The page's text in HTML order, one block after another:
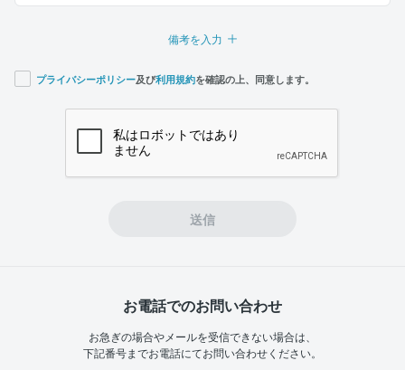
備考を入力
プライバシーポリシー及び利用規約を確認の上、同意します。
送信
お電話でのお問い合わせ
お急ぎの場合やメールを受信できない場合は、
下記番号までお電話にてお問い合わせください。